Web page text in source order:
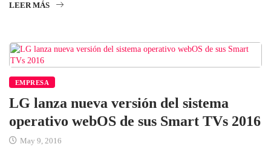
LEER MÁS
EMPRESA
LG lanza nueva versión del sistema
operativo webOS de sus Smart TVs 2016
May 9, 2016